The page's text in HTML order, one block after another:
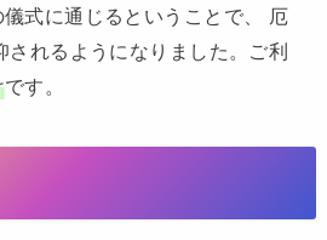
式に通じるということで、 厄
されるようになりました。ご利
です。